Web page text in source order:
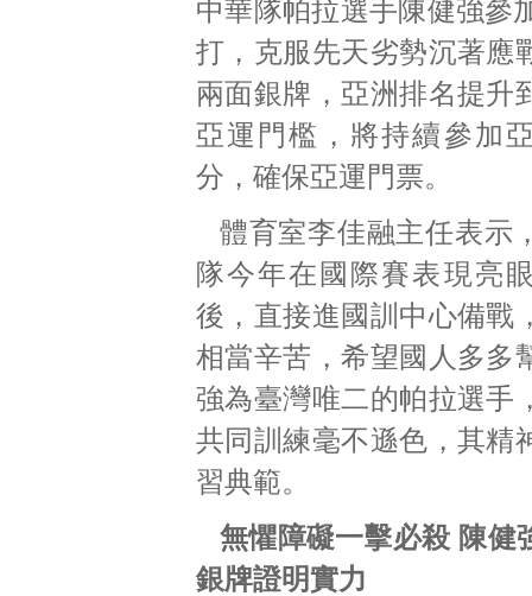
中華隊帕拉選手陳健強參
打，克服先天劣勢沉著應
兩面銀牌，亞洲排名提升
亞運門檻，將持續參加
分，確保亞運門票。
體育室李佳融主任表示
隊今年在國際賽表現亮
後，直接進國訓中心備戰
相當辛苦，希望國人多多
強為臺灣唯二的帕拉選手
共同訓練毫不遜色，其精
習典範。
無懼障礙一擊必殺 陳健
銀牌證明實力